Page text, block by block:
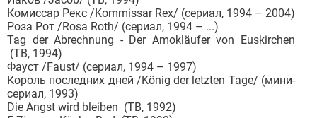
Комиссар Рекс /Kommissar Rex/ (сериал, 1994 – 2004)
Роза Рот /Rosa Roth/ (сериал, 1994 – ...)
Tag der Abrechnung - Der Amokläufer von Euskirchen
(ТВ, 1994)
Фауст /Faust/ (сериал, 1994 – 1997)
Король последних дней /König der letzten Tage/ (мини-
сериал, 1993)
Die Angst wird bleiben (ТВ, 1992)